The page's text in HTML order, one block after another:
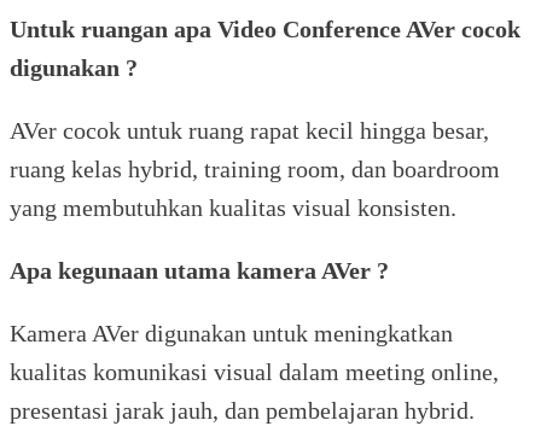
Untuk ruangan apa Video Conference AVer cocok
digunakan ?
AVer cocok untuk ruang rapat kecil hingga besar,
ruang kelas hybrid, training room, dan boardroom
yang membutuhkan kualitas visual konsisten.
Apa kegunaan utama kamera AVer ?
Kamera AVer digunakan untuk meningkatkan
kualitas komunikasi visual dalam meeting online,
presentasi jarak jauh, dan pembelajaran hybrid.